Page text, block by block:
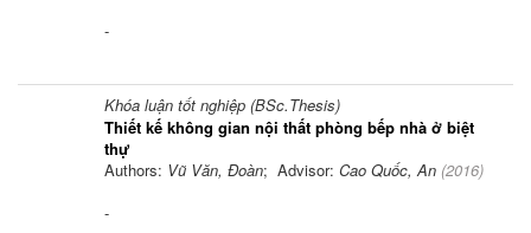
-
Khóa luận tốt nghiệp (BSc.Thesis)
Thiết kế không gian nội thất phòng bếp nhà ở biệt
thự
Authors: Vũ Văn, Đoàn; Advisor: Cao Quốc, An (2016)
-